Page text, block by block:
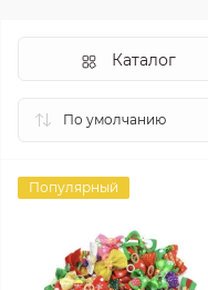
Каталог
Популярный